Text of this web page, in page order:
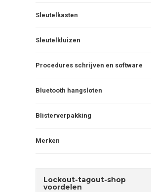
Sleutelkasten
Sleutelkluizen
Procedures schrijven en software
Bluetooth hangsloten
Blisterverpakking
Merken
Lockout-tagout-shop
voordelen